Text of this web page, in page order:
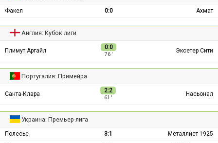
Факел 0:0 Ахмат
Англия: Кубок лиги
Плимут Аргайл 0:0
76 ′
Эксетер Сити
Португалия: Примейра
Санта-Клара 2:2
61 ′
Насьонал
Украина: Премьер-лига
Полесье 3:1
Металлист 1925